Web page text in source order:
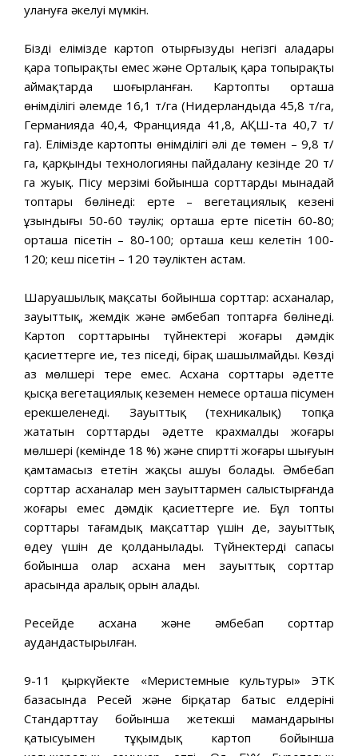
улануға әкелуі мүмкін.
Біздің елімізде картоп отырғызудың негізгі алаңдары
қара топырақты емес және Орталық қара топырақты
аймақтарда шоғырланған. Картоптың орташа
өнімділігі әлемде 16,1 т/га (Нидерландыда 45,8 т/га,
Германияда 40,4, Францияда 41,8, АҚШ-та 40,7 т/
га). Елімізде картоптың өнімділігі әлі де төмен – 9,8 т/
га, қарқынды технологияны пайдалану кезінде 20 т/
га жуық. Пісу мерзімі бойынша сорттардың мынадай
топтары бөлінеді: ерте – вегетациялық кезеңнің
ұзындығы 50-60 тәулік; орташа ерте пісетін 60-80;
орташа пісетін – 80-100; орташа кеш келетін 100-
120; кеш пісетін – 120 тәуліктен астам.
Шаруашылық мақсаты бойынша сорттар: асханалар,
зауыттық, жемдік және әмбебап топтарға бөлінеді.
Картоп сорттарының түйнектері жоғары дәмдік
қасиеттерге ие, тез піседі, бірақ шашылмайды. Көздің
аз мөлшері терең емес. Асхана сорттары әдетте
қысқа вегетациялық кезеңмен немесе орташа пісумен
ерекшеленеді. Зауыттық (техникалық) топқа
жататын сорттардың әдетте крахмалдың жоғары
мөлшері (кемінде 18 %) және спирттің жоғары шығуын
қамтамасыз ететін жақсы ашуы болады. Әмбебап
сорттар асханалар мен зауыттармен салыстырғанда
жоғары емес дәмдік қасиеттерге ие. Бұл топтың
сорттары тағамдық мақсаттар үшін де, зауыттық
өңдеу үшін де қолданылады. Түйнектердің сапасы
бойынша олар асхана мен зауыттық сорттар
арасында аралық орын алады.
Ресейде асхана және әмбебап сорттар
аудандастырылған.
9-11 қыркүйекте «Меристемные культуры» ЭТК
базасында Ресей және бірқатар батыс елдерінің
Стандарттау бойынша жетекші мамандарының
қатысуымен тұқымдық картоп бойынша